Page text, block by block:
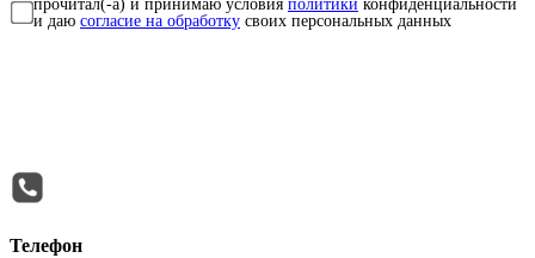
прочитал(-а) и принимаю условия политики конфиденциальности
и даю согласие на обработку своих персональных данных
Телефон